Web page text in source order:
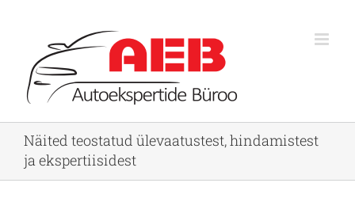
Näited teostatud ülevaatustest, hindamistest
ja ekspertiisidest